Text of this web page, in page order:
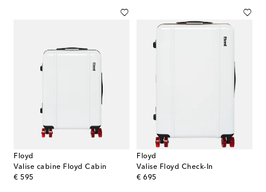
Floyd
Valise cabine Floyd Cabin
€ 595
original price
Floyd
Valise Floyd Check-In
€ 695
original price